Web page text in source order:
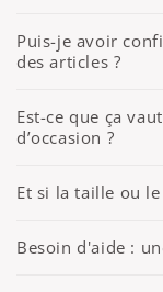
Puis-je avoir
des articles ?
Est-ce que ça
d’occasion ?
Et si la taille ou
Besoin d'aide :